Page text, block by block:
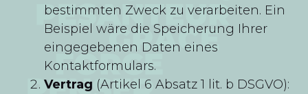
bestimmten Zweck zu verarbeiten. Ein
Beispiel wäre die Speicherung Ihrer
eingegebenen Daten eines
Kontaktformulars.
Vertrag (Artikel 6 Absatz 1 lit. b DSGVO):